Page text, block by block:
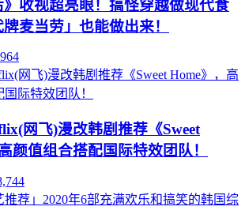
》收视超亮眼！搞怪穿越做现代食
麦当劳」也能做出来！
网飞)漫改韩剧推荐《Sweet
颜值组合搭配国际特效团队！